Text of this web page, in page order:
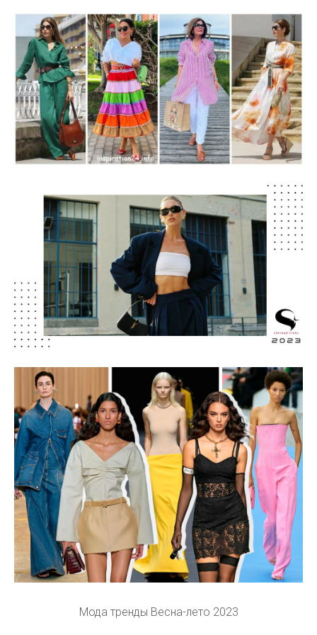
Мода тренды Весна-лето 2023